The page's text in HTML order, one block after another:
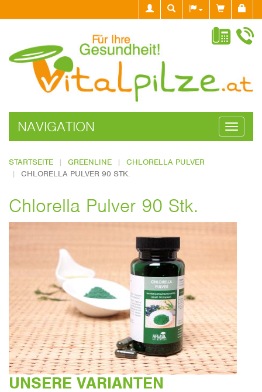
ein-/
NAVIGATION
STARTSEITE GREENLINE
CHLORELLA PULVER
CHLORELLA PULVER 90 STK.
Chlorella Pulver 90 Stk.
UNSERE VARIANTEN